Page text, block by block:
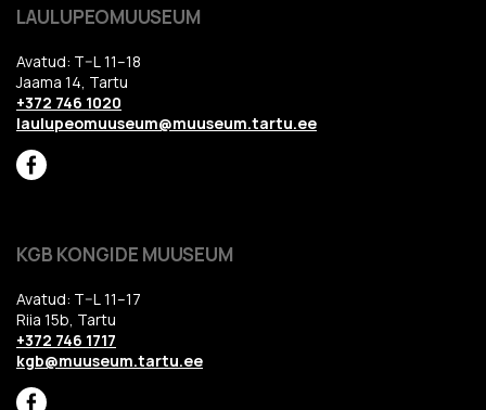
LAULUPEOMUUSEUM
Avatud: T–L 11–18
Jaama 14, Tartu
+372 746 1020
laulupeomuuseum@muuseum.tartu.ee
KGB KONGIDE MUUSEUM
Avatud: T–L 11–17
Riia 15b, Tartu
+372 746 1717
kgb@muuseum.tartu.ee